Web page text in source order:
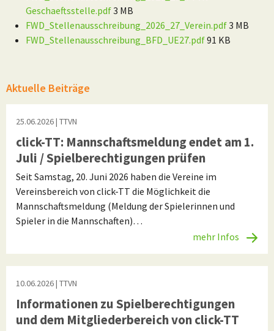
Geschaeftsstelle.pdf3 MB
FWD_Stellenausschreibung_2026_27_Verein.pdf3 MB
FWD_Stellenausschreibung_BFD_UE27.pdf91 KB
Aktuelle Beiträge
25.06.2026| TTVN
click-TT: Mannschaftsmeldung endet am 1.
Juli / Spielberechtigungen prüfen
Seit Samstag, 20. Juni 2026 haben die Vereine im
Vereinsbereich von click-TT die Möglichkeit die
Mannschaftsmeldung (Meldung der Spielerinnen und
Spieler in die Mannschaften)…
mehr Infos
10.06.2026| TTVN
Informationen zu Spielberechtigungen
und dem Mitgliederbereich von click-TT